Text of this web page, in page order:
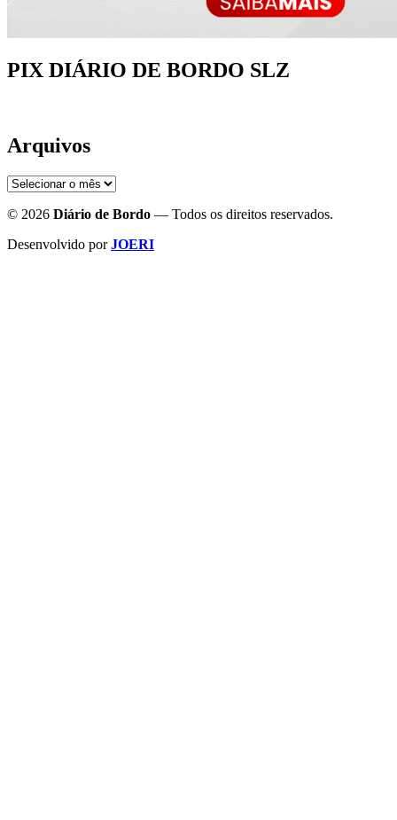
PIX DIÁRIO DE BORDO SLZ
Arquivos
Arquivos
© 2026 Diário de Bordo — Todos os direitos reservados.
Desenvolvido porJOERI